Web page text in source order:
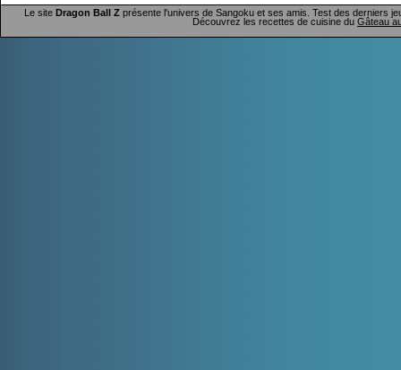
Le site Dragon Ball Zprésente l'univers de Sangoku et ses amis. Test des derniers
Découvrez les recettes de cuisine du Gâteau